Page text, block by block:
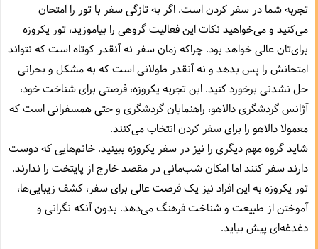
تجربه شما در سفر کردن است. اگر به تازگی سفر با تور را امتحان
می‌کنید و می‌خواهید نکات این فعالیت گروهی را بیاموزید،‌ تور یکروزه
برای‌تان عالی خواهد بود. چراکه زمان سفر نه آنقدر کوتاه است که نتواند
امتحانش را پس بدهد و نه آنقدر طولانی است که به مشکل و بحرانی
حل نشدنی برخورد کنید. این تجربه یکروزه،‌ فرصتی برای شناخت خود،
آژانس گردشگری دالاهو،‌ راهنمایان گردشگری و حتی همسفرانی است که
معمولا دالاهو را برای سفر کردن انتخاب می‌کنند.
شاید گروه مهم دیگری را نیز در سفر یکروزه ببینید. خانم‌هایی که دوست
دارند سفر کنند اما امکان شب‌مانی در مقصد خارج از پایتخت را ندارند.
تور یکروزه به این افراد نیز یک فرصت عالی برای سفر،‌ کشف زیبایی‌ها،‌
آموختن از طبیعت و شناخت فرهنگ می‌دهد. بدون آنکه نگرانی و
دغدغه‌ای پیش بیاید.